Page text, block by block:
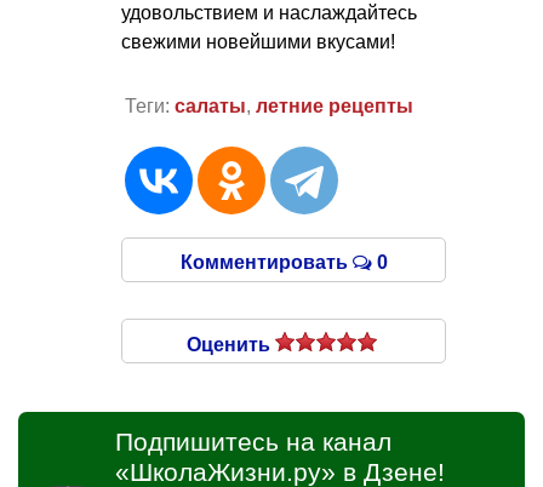
удовольствием и наслаждайтесь
свежими новейшими вкусами!
Теги: салаты, летние рецепты
Комментировать 0
Оценить
Подпишитесь на канал
«ШколаЖизни.ру» в Дзене!